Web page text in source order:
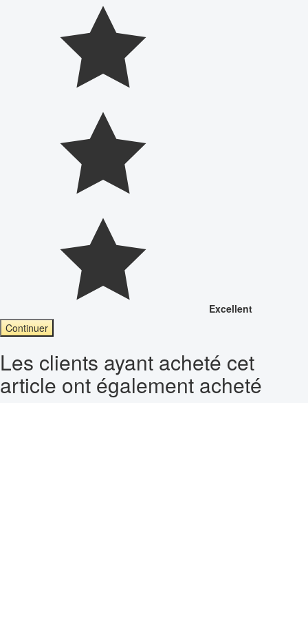
Excellent
Continuer
Les clients ayant acheté cet
article ont également acheté